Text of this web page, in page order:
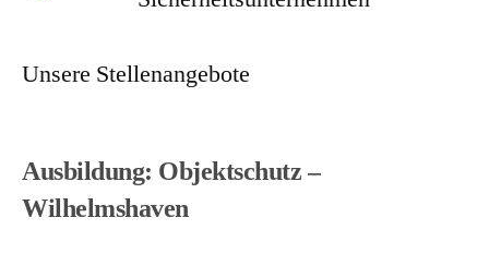
Unsere Stellenangebote
Ausbildung: Objektschutz –
Wilhelmshaven